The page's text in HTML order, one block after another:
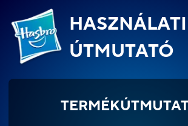
HASZNÁLATI
ÚTMUTATÓ